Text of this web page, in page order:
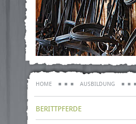
HOME AUSBILDUNG
BERITTPFERDE